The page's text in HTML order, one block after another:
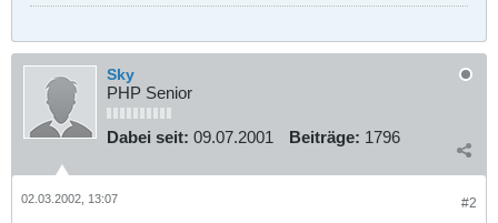
Sky
PHP Senior
Dabei seit: 09.07.2001 Beiträge: 1796
#2
02.03.2002, 13:07